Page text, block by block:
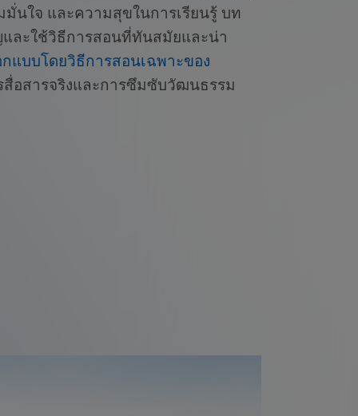
นใจ และความสุขในการเรียนรู้ บท
ละใช้วิธีการสอนที่ทันสมัยและน่า
แบบโดยวิธีการสอนเฉพาะของ
อสารจริงและการซึมซับวัฒนธรรม